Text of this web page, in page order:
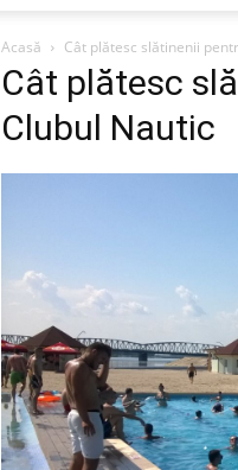
Acasă Cât plătesc slătinenii
Cât plătesc
Clubul Nautic